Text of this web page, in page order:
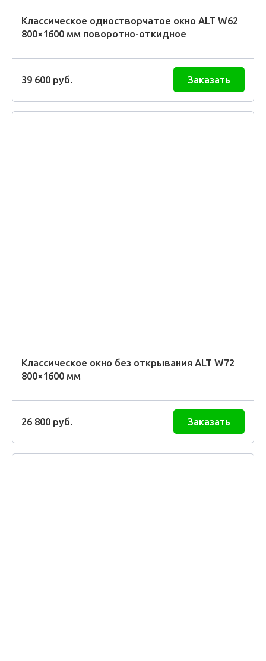
Классическое одностворчатое окно ALT W62
800×1600 мм поворотно-откидное
39 600 руб. Заказать
Классическое окно без открывания ALT W72
800×1600 мм
26 800 руб. Заказать